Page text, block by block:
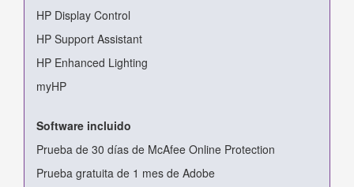
HP Display Control
HP Support Assistant
HP Enhanced Lighting
myHP
Software incluido
Prueba de 30 días de McAfee Online Protection
Prueba gratuita de 1 mes de Adobe